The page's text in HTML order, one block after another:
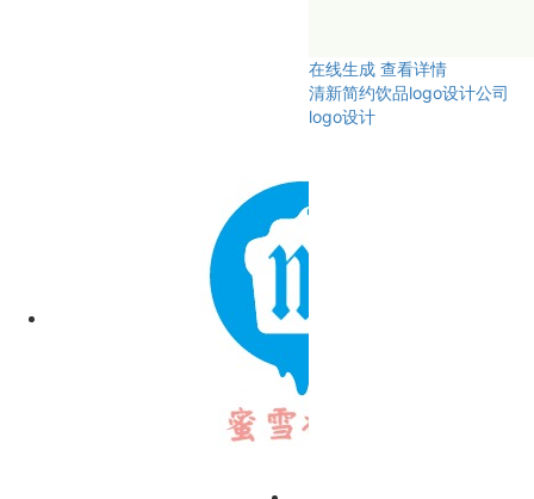
在线生成 查看详情
清新简约饮品logo设计公司
logo设计